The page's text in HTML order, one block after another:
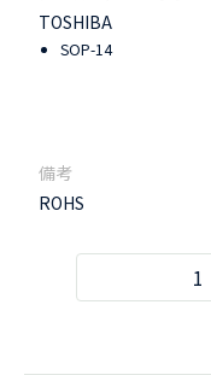
TOSHIBA
SOP-14
ROHS